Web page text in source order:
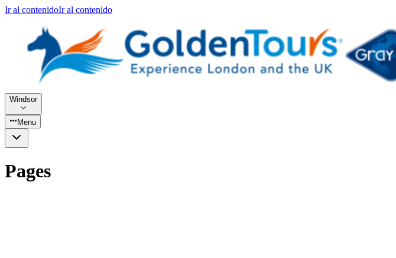
Ir al contenidoIr al contenido
Windsor
Menu
Pages